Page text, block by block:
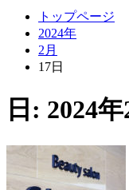
トップページ
2024年
2月
17日
日: 2024年